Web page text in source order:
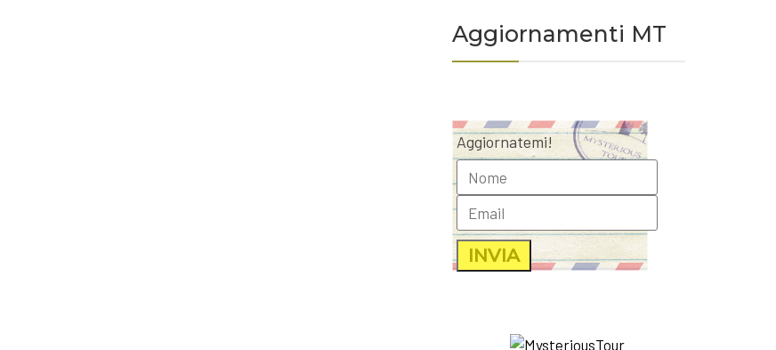
Aggiornamenti MT
Aggiornatemi!